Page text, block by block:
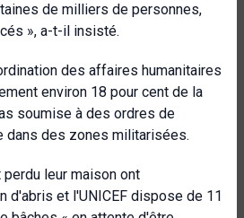
de milliers de personnes,
», a-t-il insisté.
des affaires humanitaires
environ 18 pour cent de la
soumise à des ordres de
dans des zones militarisées.
leur maison ont
d'abris et l'UNICEF dispose de 11